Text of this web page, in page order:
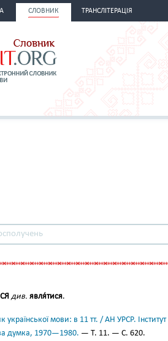
СЛОВНИК ТРАНСЛІТЕРАЦІЯ
див. явля́тися.
української мови: в 11 тт. / АН УРСР.
думка, 1970—1980. — Т. 11. — С. 620.